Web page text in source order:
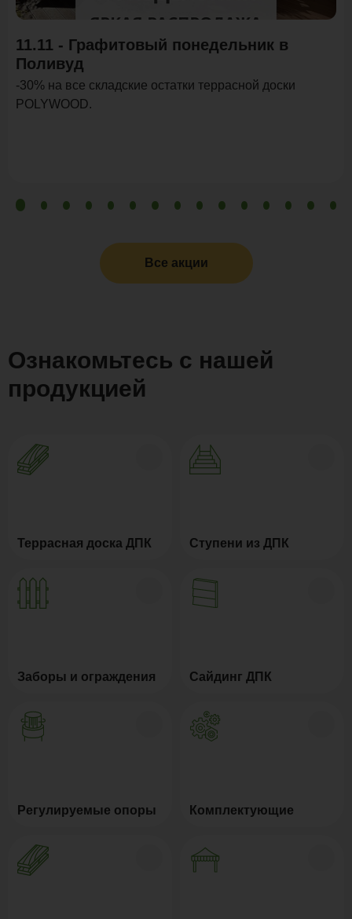
11.11 - Графитовый понедельник в
Поливуд
-30% на все складские остатки террасной доски
POLYWOOD.
Все акции
Ознакомьтесь с нашей
продукцией
Террасная доска ДПК Ступени из ДПК
Заборы и ограждения Сайдинг ДПК
Регулируемые опоры Комплектующие